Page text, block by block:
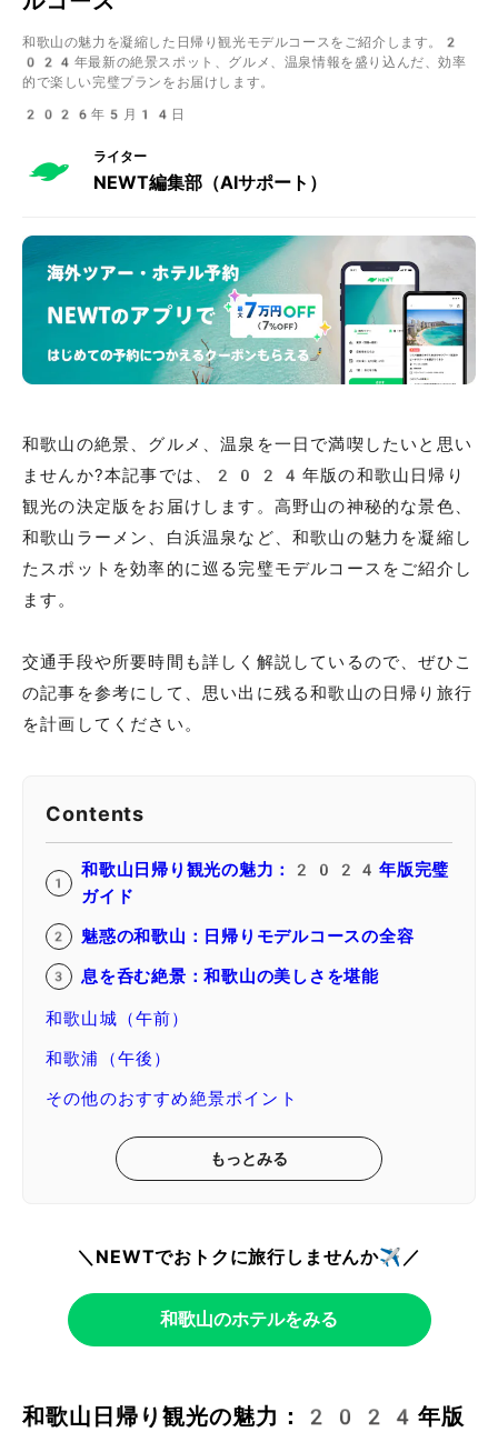
和歌山の魅力を凝縮した日帰り観光モデルコースをご紹介します。2
024年最新の絶景スポット、グルメ、温泉情報を盛り込んだ、効率
的で楽しい完璧プランをお届けします。
2026年5月14日
ライター
NEWT編集部（AIサポート）
和歌山の絶景、グルメ、温泉を一日で満喫したいと思い
ませんか?本記事では、2024年版の和歌山日帰り
観光の決定版をお届けします。高野山の神秘的な景色、
和歌山ラーメン、白浜温泉など、和歌山の魅力を凝縮し
たスポットを効率的に巡る完璧モデルコースをご紹介し
ます。
交通手段や所要時間も詳しく解説しているので、ぜひこ
の記事を参考にして、思い出に残る和歌山の日帰り旅行
を計画してください。
Contents
和歌山日帰り観光の魅力：2024年版完璧
ガイド
魅惑の和歌山：日帰りモデルコースの全容
息を呑む絶景：和歌山の美しさを堪能
和歌山城（午前）
和歌浦（午後）
その他のおすすめ絶景ポイント
もっとみる
＼NEWTでおトクに旅行しませんか✈️／
和歌山のホテルをみる
和歌山日帰り観光の魅力：2024年版